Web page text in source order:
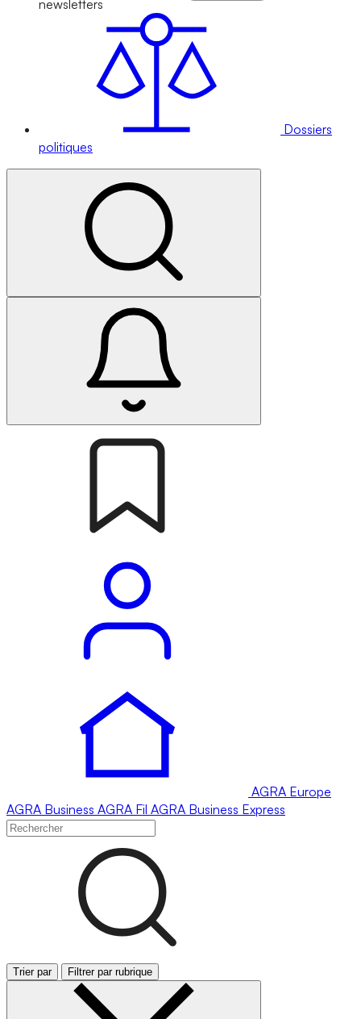
newsletters
Dossiers
politiques
AGRA Europe
AGRA Business AGRA Fil AGRA Business Express
Trier par Filtrer par rubrique